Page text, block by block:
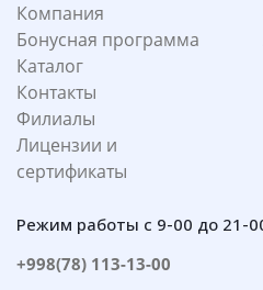
Компания
Бонусная программа
Каталог
Контакты
Филиалы
Лицензии и
сертификаты
Режим работы с 9-00 до 21-
+998(78) 113-13-00